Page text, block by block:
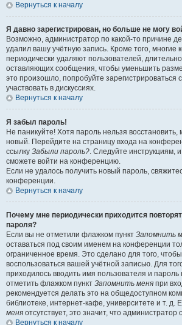
Вернуться к началу
Я давно зарегистрирован, но больше не могу
Возможно, администратор по какой-то причине
удалил вашу учётную запись. Кроме того, многие
периодически удаляют пользователей,
оставляющих сообщения, чтобы уменьшить
это произошло, попробуйте зарегистрироваться
участвовать в дискуссиях.
Вернуться к началу
Я забыл пароль!
Не паникуйте! Хотя пароль нельзя восстановить,
новый. Перейдите на страницу входа на
ссылку Забыли пароль?. Следуйте инструкциям,
сможете войти на конференцию.
Если не удалось получить новый пароль,
конференции.
Вернуться к началу
Почему мне периодически приходится
пароля?
Если вы не отметили флажком пункт Запомнить
оставаться под своим именем на конференции
ограниченное время. Это сделано для того,
воспользоваться вашей учётной записью. Для
приходилось вводить имя пользователя и
отметить флажком пункт Запомнить меня при
рекомендуется делать это на общедоступном
библиотеке, интернет-кафе, университете и т. д.
меня отсутствует, это значит, что
Вернуться к началу